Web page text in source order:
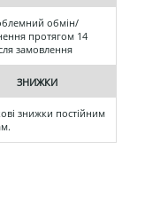
обмін/
протягом 14
замовлення
ЗНИЖКИ
знижки постійним